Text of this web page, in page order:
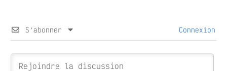
S’abonner Connexion